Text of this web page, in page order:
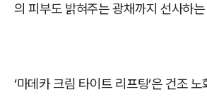
의 피부도 밝혀주는 광채까지 선사하
‘마데카 크림 타이트 리프팅’은 건조